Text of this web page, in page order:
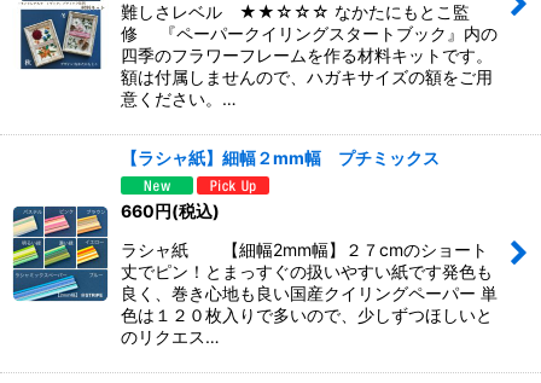
難しさレベル ★★☆☆☆ なかたにもとこ監
修 『ペーパークイリングスタートブック』内の
四季のフラワーフレームを作る材料キットです。
額は付属しませんので、ハガキサイズの額をご用
意ください。…
【ラシャ紙】細幅２mm幅 プチミックス
660円(税込)
ラシャ紙 【細幅2mm幅】２７cmのショート
丈でピン！とまっすぐの扱いやすい紙です発色も
良く、巻き心地も良い国産クイリングペーパー 単
色は１２０枚入りで多いので、少しずつほしいと
のリクエス…